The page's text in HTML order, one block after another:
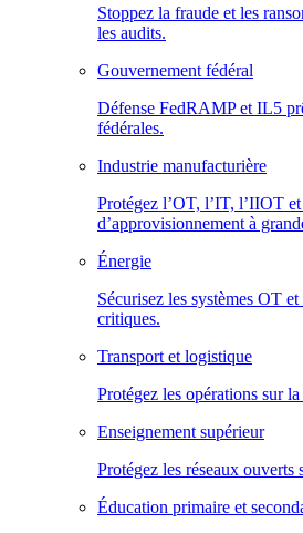
Stoppez la fraude et les
les audits.
Gouvernement fédéral
Défense FedRAMP et IL5
fédérales.
Industrie manufacturière
Protégez l’OT, l’IT, l’IIOT
d’approvisionnement à
Énergie
Sécurisez les systèmes OT
critiques.
Transport et logistique
Protégez les opérations sur
Enseignement supérieur
Protégez les réseaux ouverts
Éducation primaire et